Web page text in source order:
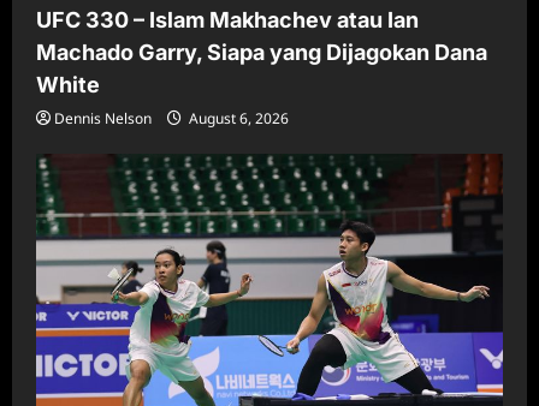
UFC 330 – Islam Makhachev atau Ian
Machado Garry, Siapa yang Dijagokan Dana
White
Dennis Nelson August 6, 2026